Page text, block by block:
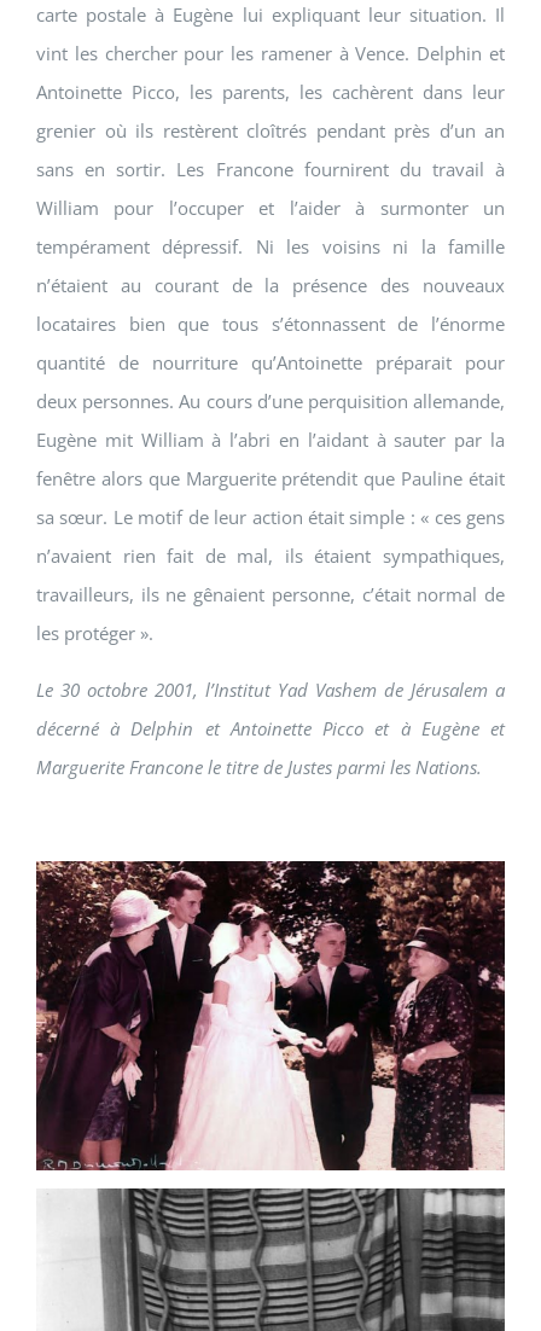
carte postale à Eugène lui expliquant leur situation. Il
vint les chercher pour les ramener à Vence. Delphin et
Antoinette Picco, les parents, les cachèrent dans leur
grenier où ils restèrent cloîtrés pendant près d’un an
sans en sortir. Les Francone fournirent du travail à
William pour l’occuper et l’aider à surmonter un
tempérament dépressif. Ni les voisins ni la famille
n’étaient au courant de la présence des nouveaux
locataires bien que tous s’étonnassent de l’énorme
quantité de nourriture qu’Antoinette préparait pour
deux personnes. Au cours d’une perquisition allemande,
Eugène mit William à l’abri en l’aidant à sauter par la
fenêtre alors que Marguerite prétendit que Pauline était
sa sœur. Le motif de leur action était simple : « ces gens
n’avaient rien fait de mal, ils étaient sympathiques,
travailleurs, ils ne gênaient personne, c’était normal de
les protéger ».
Le 30 octobre 2001, l’Institut Yad Vashem de Jérusalem a
décerné à Delphin et Antoinette Picco et à Eugène et
Marguerite Francone le titre de Justes parmi les Nations.